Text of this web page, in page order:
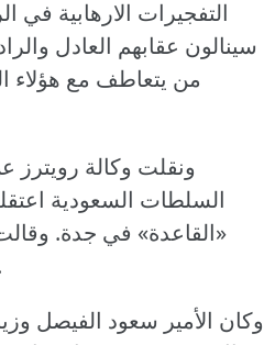
التفجيرات الارهابية
سينالون عقابهم العادل
من يتعاطف مع هؤلاء
ونقلت وكالة
«القاعدة» في جدة.
وكان الأمير سعود الفيصل